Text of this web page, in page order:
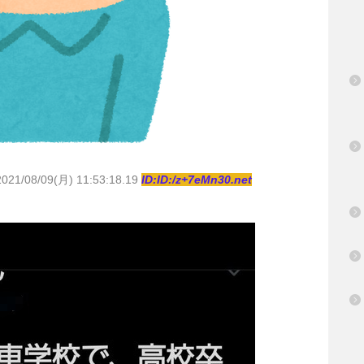
08/09(月) 11:53:18.19 ID:ID:/z+7eMn30.net